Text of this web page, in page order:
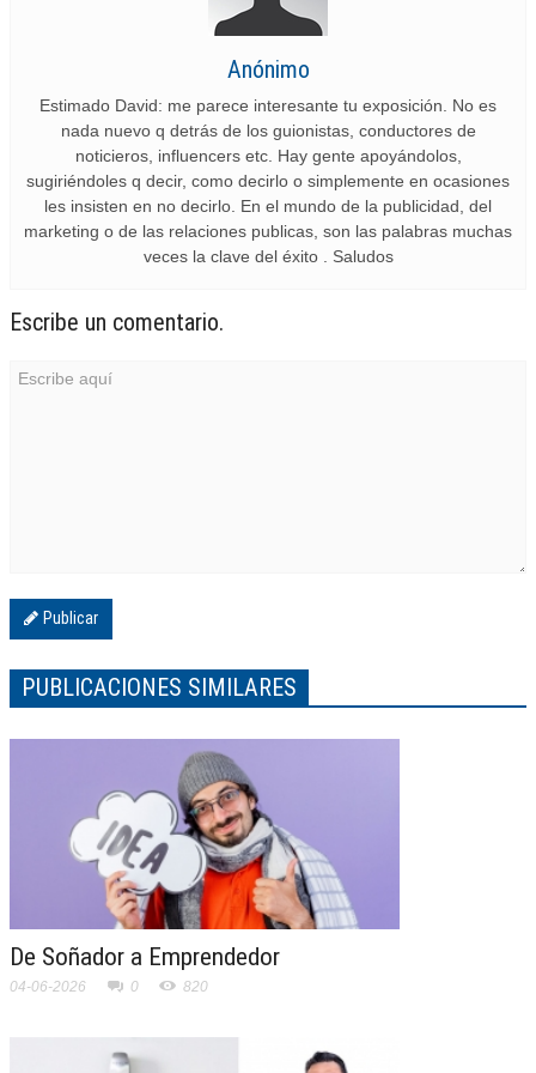
Anónimo
Estimado David: me parece interesante tu exposición. No es
nada nuevo q detrás de los guionistas, conductores de
noticieros, influencers etc. Hay gente apoyándolos,
sugiriéndoles q decir, como decirlo o simplemente en ocasiones
les insisten en no decirlo. En el mundo de la publicidad, del
marketing o de las relaciones publicas, son las palabras muchas
veces la clave del éxito . Saludos
Escribe un comentario.
Publicar
PUBLICACIONES SIMILARES
De Soñador a Emprendedor
04-06-2026 0 820